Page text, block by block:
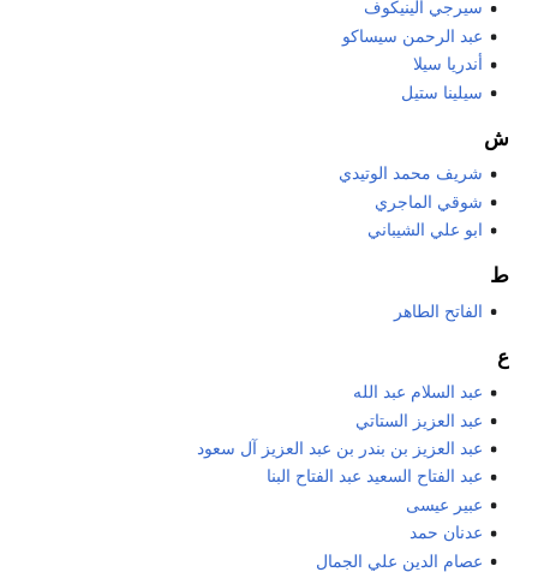
سيرجي ألينيكوف
عبد الرحمن سيساكو
أندريا سيلا
سيلينا ستيل
ش
شريف محمد الوتيدي
شوقي الماجري
ابو علي الشيباني
ط
الفاتح الطاهر
ع
عبد السلام عبد الله
عبد العزيز الستاتي
عبد العزيز بن بندر بن عبد العزيز آل سعود
عبد الفتاح السعيد عبد الفتاح البنا
عبير عيسى
عدنان حمد
عصام الدين علي الجمال